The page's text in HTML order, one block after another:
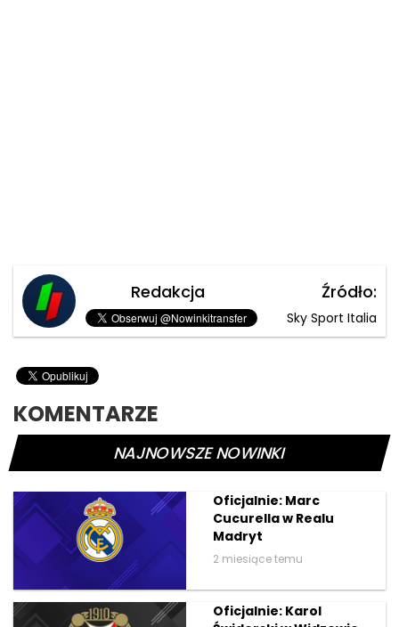
Redakcja Źródło:
Sky Sport Italia
KOMENTARZE
NAJNOWSZE NOWINKI
Oficjalnie: Marc
Cucurella w Realu
Madryt
2 miesiące temu
Oficjalnie: Karol